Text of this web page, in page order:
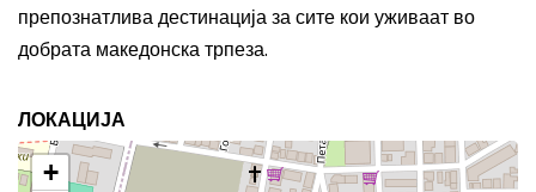
препознатлива дестинација за сите кои уживаат во
добрата македонска трпеза.
ЛОКАЦИЈА
+